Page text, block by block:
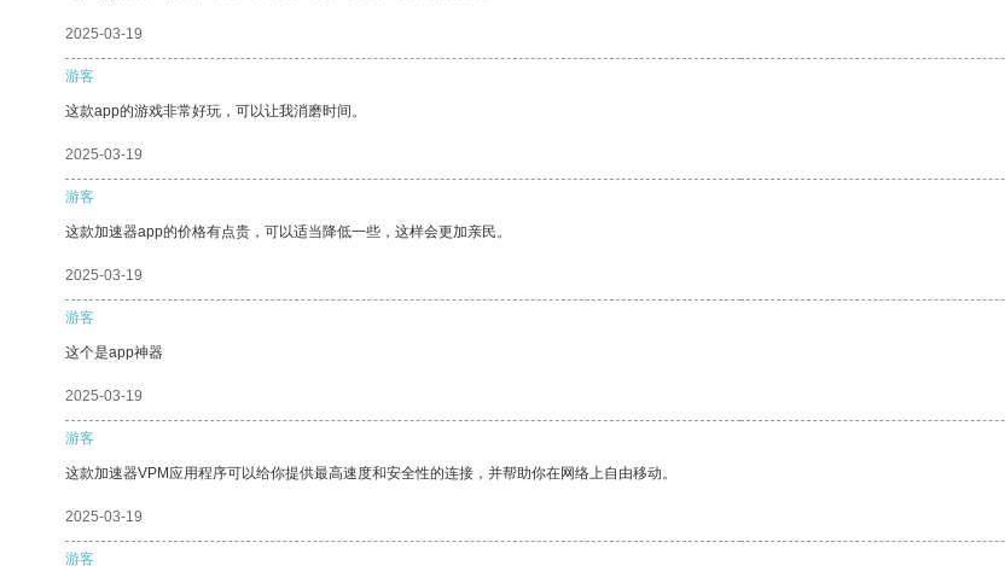
2025-03-19
游客
这款app的游戏非常好玩，可以让我消磨时间。
2025-03-19
游客
这款加速器app的价格有点贵，可以适当降低一些，这样会更加亲民。
2025-03-19
游客
这个是app神器
2025-03-19
游客
这款加速器VPM应用程序可以给你提供最高速度和安全性的连接，并帮助你在网络上自由移动。
2025-03-19
游客